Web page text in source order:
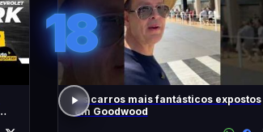
18
Os carros mais fantásticos expostos
em Goodwood